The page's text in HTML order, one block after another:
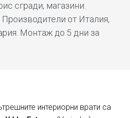
сгради, магазини.
от Италия,
Монтаж до 5 дни за
интериорни врати са